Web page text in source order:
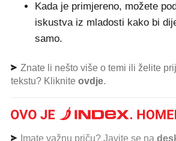
Kada je primjereno, možete
iskustva iz mladosti kako bi
samo.
Znate li nešto više o temi ili želite
tekstu? Kliknite ovdje.
Imate važnu priču? Javite se na